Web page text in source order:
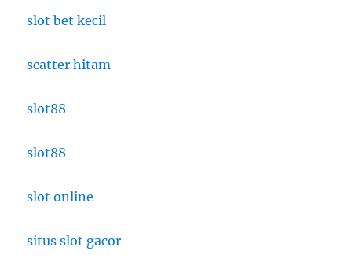
slot bet kecil
scatter hitam
slot88
slot88
slot online
situs slot gacor